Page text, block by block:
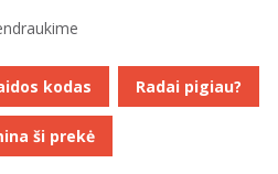
kodas Radai pigiau?
ši prekė